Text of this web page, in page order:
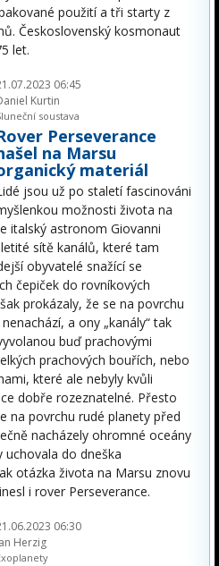
použití a tři starty z
Československý kosmonaut
let.
06:45
Kurtin
soustava
Perseverance
na Marsu
materiál
jsou už po staletí fascinováni
možnosti života na
italský astronom Giovanni
sítě kanálů, které tam
obyvatelé snažící se
čepiček do rovníkových
prokázaly, že se na povrchu
a ony „kanály“ tak
buď prachovými
prachových bouřích, nebo
které ale nebyly kvůli
dobře rozeznatelné. Přesto
na povrchu rudé planety před
nacházely ohromné oceány
do dneška
otázka života na Marsu znovu
i rover Perseverance.
06:30
Herzig